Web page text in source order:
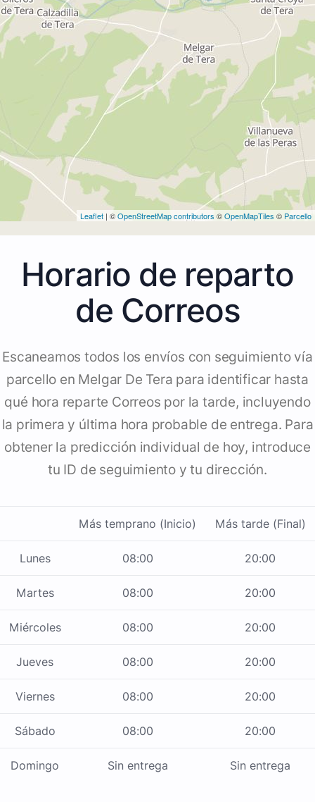
Leaflet | ©OpenStreetMap contributors ©OpenMapTiles © Parcello
Horario de reparto
de Correos
Escaneamos todos los envíos con seguimiento vía
parcello en Melgar De Tera para identificar hasta
qué hora reparte Correos por la tarde, incluyendo
la primera y última hora probable de entrega. Para
obtener la predicción individual de hoy, introduce
tu ID de seguimiento y tu dirección.
Más temprano (Inicio) Más tarde (Final)
Lunes 08:00 20:00
Martes 08:00 20:00
Miércoles 08:00 20:00
Jueves 08:00 20:00
Viernes 08:00 20:00
Sábado 08:00 20:00
Domingo Sin entrega Sin entrega